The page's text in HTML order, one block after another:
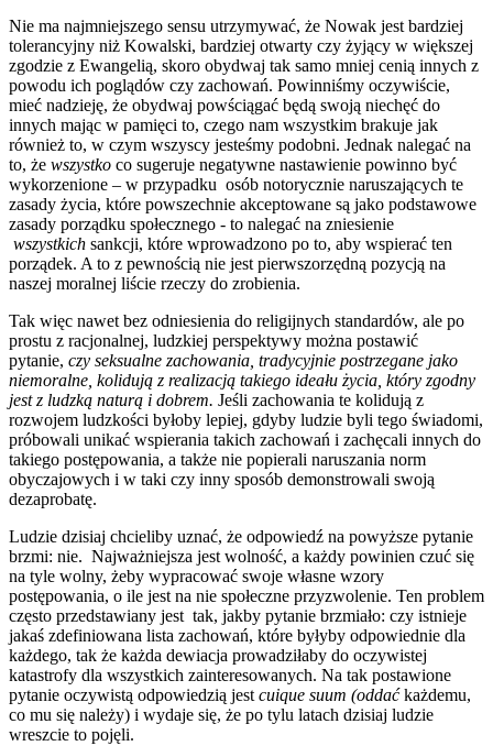
Nie ma najmniejszego sensu utrzymywać, że Nowak jest bardziej
tolerancyjny niż Kowalski, bardziej otwarty czy żyjący w większej
zgodzie z Ewangelią, skoro obydwaj tak samo mniej cenią innych z
powodu ich poglądów czy zachowań. Powinniśmy oczywiście,
mieć nadzieję, że obydwaj powściągać będą swoją niechęć do
innych mając w pamięci to, czego nam wszystkim brakuje jak
również to, w czym wszyscy jesteśmy podobni. Jednak nalegać na
to, że wszystko co sugeruje negatywne nastawienie powinno być
wykorzenione – w przypadku osób notorycznie naruszających te
zasady życia, które powszechnie akceptowane są jako podstawowe
zasady porządku społecznego - to nalegać na zniesienie
wszystkich sankcji, które wprowadzono po to, aby wspierać ten
porządek. A to z pewnością nie jest pierwszorzędną pozycją na
naszej moralnej liście rzeczy do zrobienia.
Tak więc nawet bez odniesienia do religijnych standardów, ale po
prostu z racjonalnej, ludzkiej perspektywy można postawić
pytanie, czy seksualne zachowania, tradycyjnie postrzegane jako
niemoralne, kolidują z realizacją takiego ideału życia, który zgodny
jest z ludzką naturą i dobrem. Jeśli zachowania te kolidują z
rozwojem ludzkości byłoby lepiej, gdyby ludzie byli tego świadomi,
próbowali unikać wspierania takich zachowań i zachęcali innych do
takiego postępowania, a także nie popierali naruszania norm
obyczajowych i w taki czy inny sposób demonstrowali swoją
dezaprobatę.
Ludzie dzisiaj chcieliby uznać, że odpowiedź na powyższe pytanie
brzmi: nie. Najważniejsza jest wolność, a każdy powinien czuć się
na tyle wolny, żeby wypracować swoje własne wzory
postępowania, o ile jest na nie społeczne przyzwolenie. Ten problem
często przedstawiany jest tak, jakby pytanie brzmiało: czy istnieje
jakaś zdefiniowana lista zachowań, które byłyby odpowiednie dla
każdego, tak że każda dewiacja prowadziłaby do oczywistej
katastrofy dla wszystkich zainteresowanych. Na tak postawione
pytanie oczywistą odpowiedzią jestcuique suum (oddaćkażdemu,
co mu się należy) i wydaje się, że po tylu latach dzisiaj ludzie
wreszcie to pojęli.